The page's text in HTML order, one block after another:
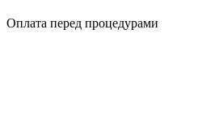
Оплата перед процедурами